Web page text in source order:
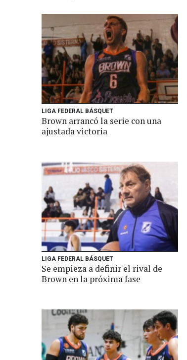
LIGA FEDERAL BÁSQUET
Brown arrancó la serie con una
ajustada victoria
LIGA FEDERAL BÁSQUET
Se empieza a definir el rival de
Brown en la próxima fase